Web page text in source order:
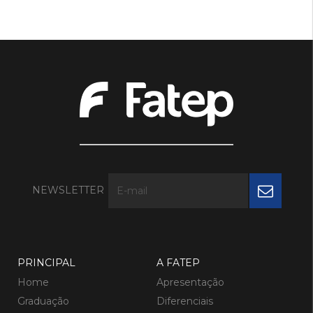
NEWSLETTER
PRINCIPAL
Home
Graduação
A FATEP
Apresentação
Diferenciais